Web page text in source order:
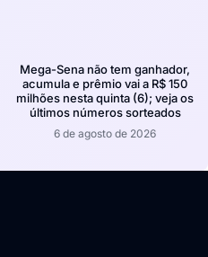
Mega-Sena não tem ganhador,
acumula e prêmio vai a R$ 150
milhões nesta quinta (6); veja os
últimos números sorteados
6 de agosto de 2026